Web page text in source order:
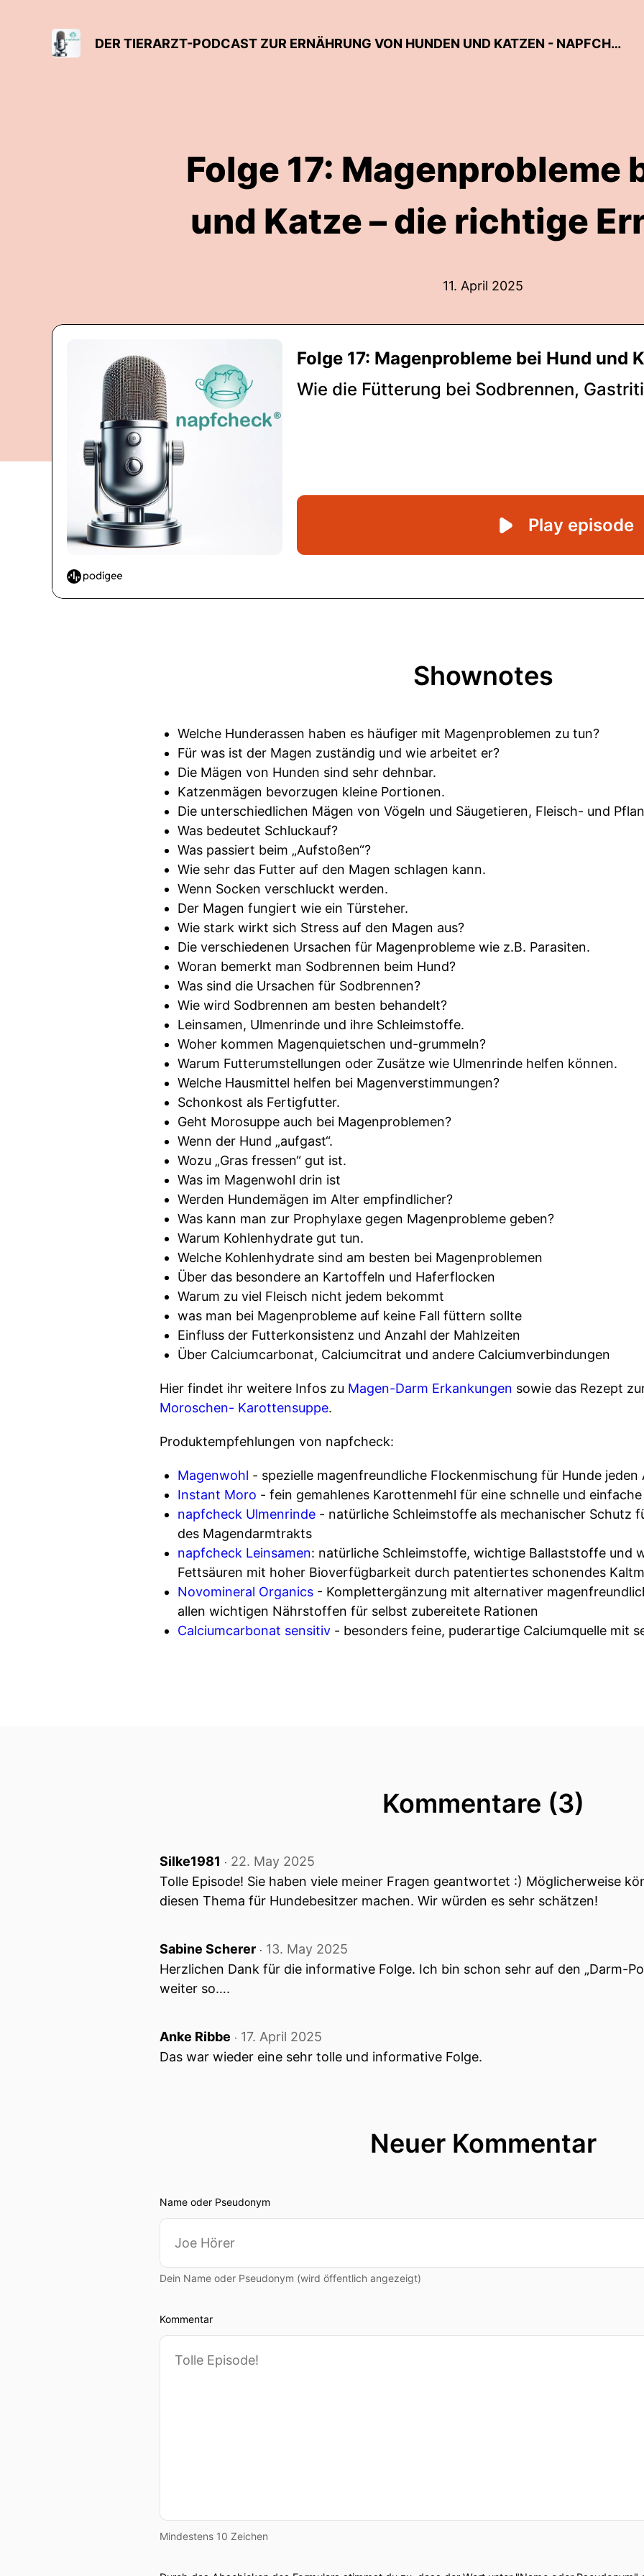
DER TIERARZT-PODCAST ZUR ERNÄHRUNG VON HUNDEN UND KATZEN - NAPFCHECK
Folge 17: Magenprobleme
und Katze – die richtige
11. April 2025
Shownotes
Welche Hunderassen haben es häufiger mit Magenproblemen zu tun?
Für was ist der Magen zuständig und wie arbeitet er?
Die Mägen von Hunden sind sehr dehnbar.
Katzenmägen bevorzugen kleine Portionen.
Die unterschiedlichen Mägen von Vögeln und Säugetieren, Fleisch- und
Was bedeutet Schluckauf?
Was passiert beim „Aufstoßen“?
Wie sehr das Futter auf den Magen schlagen kann.
Wenn Socken verschluckt werden.
Der Magen fungiert wie ein Türsteher.
Wie stark wirkt sich Stress auf den Magen aus?
Die verschiedenen Ursachen für Magenprobleme wie z.B. Parasiten.
Woran bemerkt man Sodbrennen beim Hund?
Was sind die Ursachen für Sodbrennen?
Wie wird Sodbrennen am besten behandelt?
Leinsamen, Ulmenrinde und ihre Schleimstoffe.
Woher kommen Magenquietschen und-grummeln?
Warum Futterumstellungen oder Zusätze wie Ulmenrinde helfen können.
Welche Hausmittel helfen bei Magenverstimmungen?
Schonkost als Fertigfutter.
Geht Morosuppe auch bei Magenproblemen?
Wenn der Hund „aufgast“.
Wozu „Gras fressen“ gut ist.
Was im Magenwohl drin ist
Werden Hundemägen im Alter empfindlicher?
Was kann man zur Prophylaxe gegen Magenprobleme geben?
Warum Kohlenhydrate gut tun.
Welche Kohlenhydrate sind am besten bei Magenproblemen
Über das besondere an Kartoffeln und Haferflocken
Warum zu viel Fleisch nicht jedem bekommt
was man bei Magenprobleme auf keine Fall füttern sollte
Einfluss der Futterkonsistenz und Anzahl der Mahlzeiten
Über Calciumcarbonat, Calciumcitrat und andere Calciumverbindungen
Hier findet ihr weitere Infos zu Magen-Darm Erkankungen sowie das Rezept
Moroschen- Karottensuppe.
Produktempfehlungen von napfcheck:
Magenwohl - spezielle magenfreundliche Flockenmischung für Hunde
Instant Moro - fein gemahlenes Karottenmehl für eine schnelle und
napfcheck Ulmenrinde - natürliche Schleimstoffe als mechanischer Schutz
des Magendarmtrakts
napfcheck Leinsamen: natürliche Schleimstoffe, wichtige Ballaststoffe und
Fettsäuren mit hoher Bioverfügbarkeit durch patentiertes schonendes
Novomineral Organics - Komplettergänzung mit alternativer
allen wichtigen Nährstoffen für selbst zubereitete Rationen
Calciumcarbonat sensitiv - besonders feine, puderartige Calciumquelle mit
Kommentare (3)
Silke1981 ‧ 22. May 2025
Tolle Episode! Sie haben viele meiner Fragen geantwortet :) Möglicherweise
diesen Thema für Hundebesitzer machen. Wir würden es sehr schätzen!
Sabine Scherer ‧ 13. May 2025
Herzlichen Dank für die informative Folge. Ich bin schon sehr auf den „Darm-
weiter so….
Anke Ribbe ‧ 17. April 2025
Das war wieder eine sehr tolle und informative Folge.
Neuer Kommentar
Name oder Pseudonym
Dein Name oder Pseudonym (wird öffentlich angezeigt)
Kommentar
Mindestens 10 Zeichen